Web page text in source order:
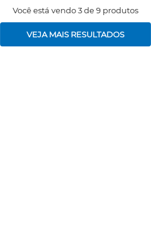
Você está vendo 3 de 9 produtos
VEJA MAIS RESULTADOS